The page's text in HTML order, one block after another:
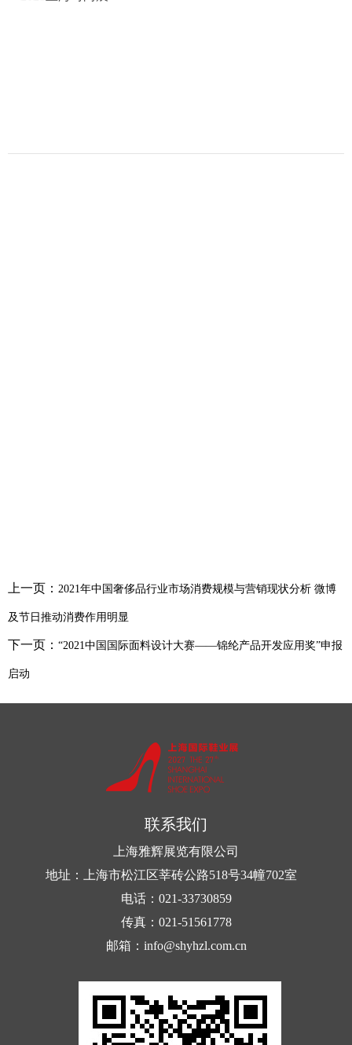
上一页： 2021年中国奢侈品行业市场消费规模与营销现状分析 微博
及节日推动消费作用明显
下一页： “2021中国国际面料设计大赛——锦纶产品开发应用奖”申报
启动
联系我们
上海雅辉展览有限公司
地址：上海市松江区莘砖公路518号34幢702室
电话：021-33730859
传真：021-51561778
邮箱：info@shyhzl.com.cn